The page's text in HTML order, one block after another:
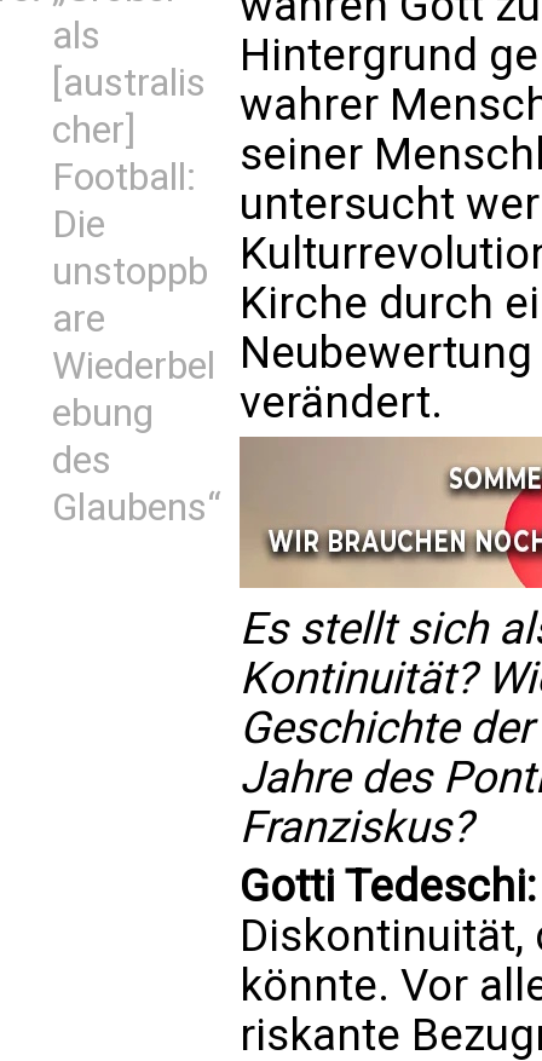
als
[australis
cher]
Football:
Die
unstoppb
are
Wiederbel
ebung
des
Glaubens“
Hintergrund
wahrer
seiner
untersucht
Kirche durch
verändert.
Es stellt sich
Kontinuität?
Geschichte
Jahre des
Franziskus?
Gotti
Diskontinuität,
könnte. Vor
riskante